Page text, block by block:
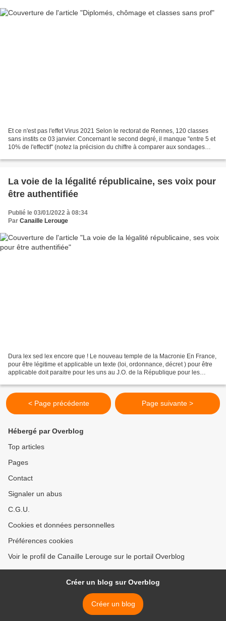
Et ce n'est pas l'effet Virus 2021 Selon le rectorat de Rennes, 120 classes
sans instits ce 03 janvier. Concernant le second degré, il manque "entre 5 et
10% de l'effectif" (notez la précision du chiffre à comparer aux sondages
La voie de la légalité républicaine, ses voix pour
être authentifiée
Publié le 03/01/2022 à 08:34
Par Canaille Lerouge
Dura lex sed lex encore que ! Le nouveau temple de la Macronie En France,
pour être légitime et applicable un texte (loi, ordonnance, décret ) pour être
applicable doit paraitre pour les uns au J.O. de la République pour les
< Page précédente Page suivante >
Hébergé par Overblog
Top articles
Pages
Contact
Signaler un abus
C.G.U.
Cookies et données personnelles
Préférences cookies
Voir le profil de Canaille Lerouge sur le portail Overblog
Créer un blog sur Overblog
Créer un blog